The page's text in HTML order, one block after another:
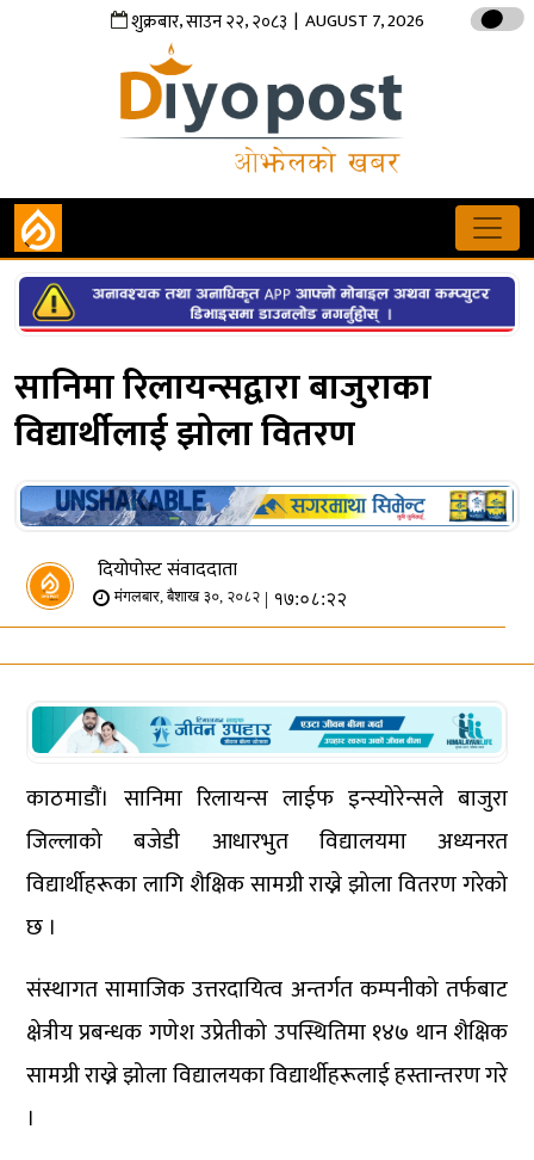
शुक्रबार,साउन२२,२०८३ | AUGUST 7, 2026
सानिमा रिलायन्सद्वारा बाजुराका
विद्यार्थीलाई झोला वितरण
दियोपोस्ट संवाददाता
मंगलबार, बैशाख ३०, २०८२ | १७:०८:२२
काठमाडौं। सानिमा रिलायन्स लाईफ इन्स्योरेन्सले बाजुरा
जिल्लाको बजेडी आधारभुत विद्यालयमा अध्यनरत
विद्यार्थीहरूका लागि शैक्षिक सामग्री राख्ने झोला वितरण गरेको
छ ।
संस्थागत सामाजिक उत्तरदायित्व अन्तर्गत कम्पनीको तर्फबाट
क्षेत्रीय प्रबन्धक गणेश उप्रेतीको उपस्थितिमा १४७ थान शैक्षिक
सामग्री राख्ने झोला विद्यालयका विद्यार्थीहरूलाई हस्तान्तरण गरे
।